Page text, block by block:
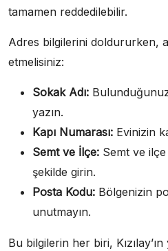
tamamen reddedilebilir.
Adres bilgilerini doldururken,
etmelisiniz:
Sokak Adı:
yazın.
Kapı Numarası: Evinizin
Semt ve İlçe: Semt ve
şekilde girin.
Posta Kodu: Bölgenizin
unutmayın.
Bu bilgilerin her biri,